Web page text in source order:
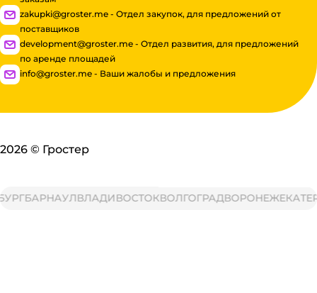
zakupki@groster.me - Отдел закупок, для предложений от
поставщиков
development@groster.me - Отдел развития, для предложений
по аренде площадей
info@groster.me - Ваши жалобы и предложения
2026 © Гростер
БАРНАУЛВЛАДИВОСТОКВОЛГОГРАДВОРОНЕЖ